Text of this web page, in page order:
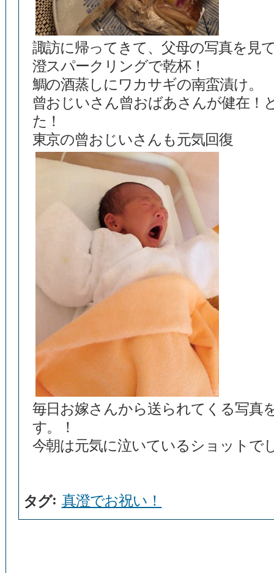
諏訪に帰ってきて、父母の写真を見
澄スパークリングで乾杯！
鯛の酒蒸しにワカサギの南蛮漬け。
曾おじいさん曾おばあさんが健在！
た！
東京の曾おじいさんも元気回復
毎日お嫁さんから送られてくる写真
す。！
今朝は元気に泣いているショットで
タグ: 真澄でお祝い！